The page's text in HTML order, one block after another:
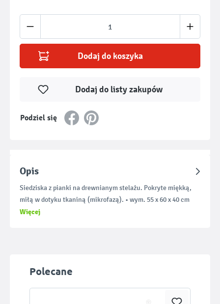
Ilość produktu: Wprowadź żądaną ilość
Dodaj do koszyka
Podziel się
Dodaj do listy zakupów
Opis
Siedziska z pianki na drewnianym stelażu. Pokryte miękką,
miłą w dotyku tkaniną (mikrofazą). • wym. 55 x 60 x 40 cm
Więcej
Pomiń galerię produktów
Polecane